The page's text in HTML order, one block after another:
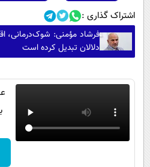
اشتراک گذاری :
فرشاد مؤمنی: شوک‌درمانی،
دلالان تبدیل کرده است